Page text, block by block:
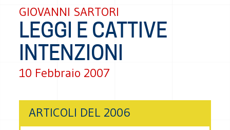
GIOVANNI SARTORI
LEGGI E CATTIVE
INTENZIONI
10 Febbraio 2007
ARTICOLI DEL 2006